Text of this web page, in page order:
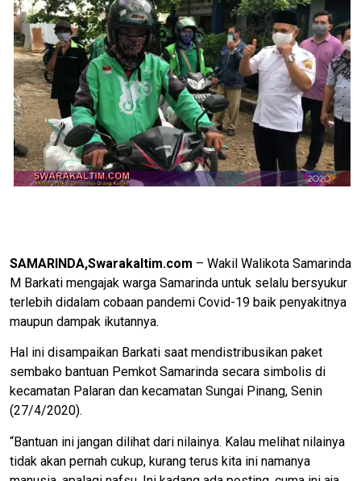
SAMARINDA,Swarakaltim.com – Wakil Walikota Samarinda
M Barkati mengajak warga Samarinda untuk selalu bersyukur
terlebih didalam cobaan pandemi Covid-19 baik penyakitnya
maupun dampak ikutannya.
Hal ini disampaikan Barkati saat mendistribusikan paket
sembako bantuan Pemkot Samarinda secara simbolis di
kecamatan Palaran dan kecamatan Sungai Pinang, Senin
(27/4/2020).
“Bantuan ini jangan dilihat dari nilainya. Kalau melihat nilainya
tidak akan pernah cukup, kurang terus kita ini namanya